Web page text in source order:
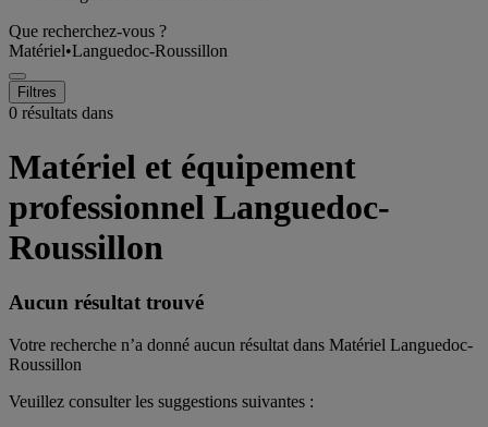
Que recherchez-vous ?
Matériel•Languedoc-Roussillon
Filtres
0 résultats dans
Matériel et équipement
professionnel Languedoc-
Roussillon
Aucun résultat trouvé
Votre recherche n’a donné aucun résultat dans Matériel Languedoc-
Roussillon
Veuillez consulter les suggestions suivantes :